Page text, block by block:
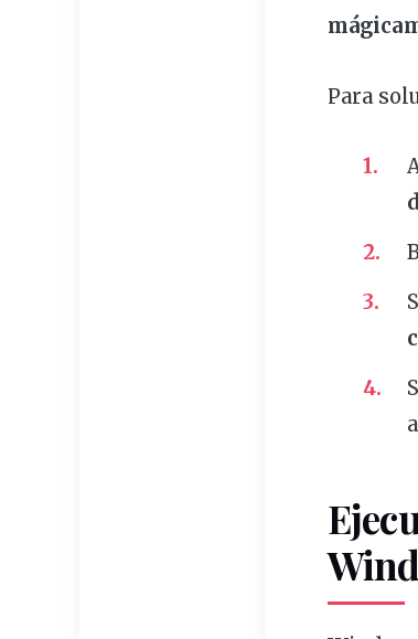
Para